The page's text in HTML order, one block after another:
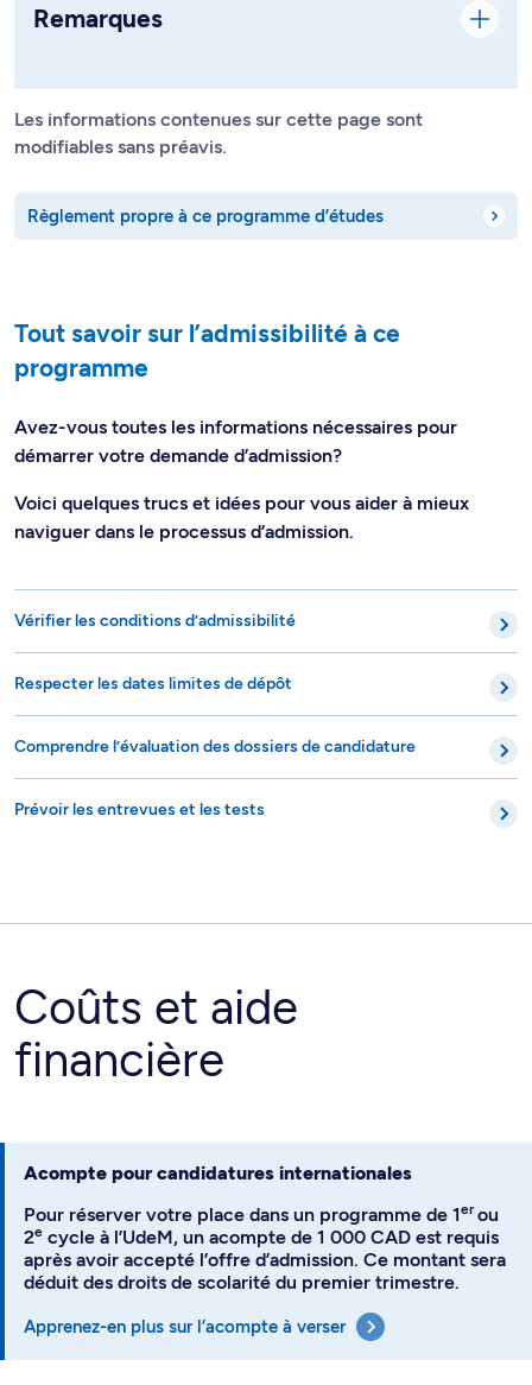
Remarques
Les informations contenues sur cette page sont
modifiables sans préavis.
Règlement propre à ce programme d’études
Tout savoir sur l’admissibilité à ce
programme
Avez-vous toutes les informations nécessaires pour
démarrer votre demande d’admission?
Voici quelques trucs et idées pour vous aider à mieux
naviguer dans le processus d’admission.
Vérifier les conditions d’admissibilité
Respecter les dates limites de dépôt
Comprendre l’évaluation des dossiers de candidature
Prévoir les entrevues et les tests
Coûts et aide
financière
Acompte pour candidatures internationales
Pour réserver votre place dans un programme de 1erou
2e cycle à l’UdeM, un acompte de 1 000 CAD est requis
après avoir accepté l’offre d’admission. Ce montant sera
déduit des droits de scolarité du premier trimestre.
Apprenez-en plus sur l’acompte à verser